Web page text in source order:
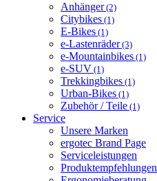
Anhänger(2)
Citybikes (1)
E-Bikes (1)
e-Lastenräder(3)
e-Mountainbikes (1)
e-SUV (1)
Trekkingbikes (1)
Urban-Bikes (1)
Zubehör / Teile (1)
Service
Unsere Marken
ergotec Brand Page
Serviceleistungen
Produktempfehlungen